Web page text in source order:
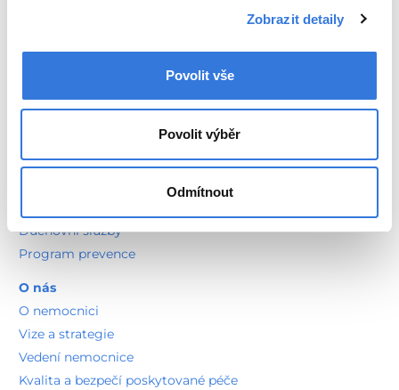
Zobrazit detaily
Povolit vše
Povolit výběr
Odmítnout
Vnitřní řád pro zdravotníky
Informace pro pozůstalé
Sportovní medicína
Duchovní služby
Program prevence
O nás
O nemocnici
Vize a strategie
Vedení nemocnice
Kvalita a bezpečí poskytované péče